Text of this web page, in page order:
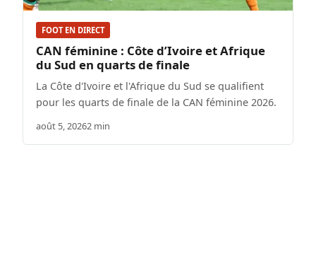
FOOT EN DIRECT
CAN féminine : Côte d’Ivoire et Afrique
du Sud en quarts de finale
La Côte d'Ivoire et l'Afrique du Sud se qualifient
pour les quarts de finale de la CAN féminine 2026.
août 5, 20262 min